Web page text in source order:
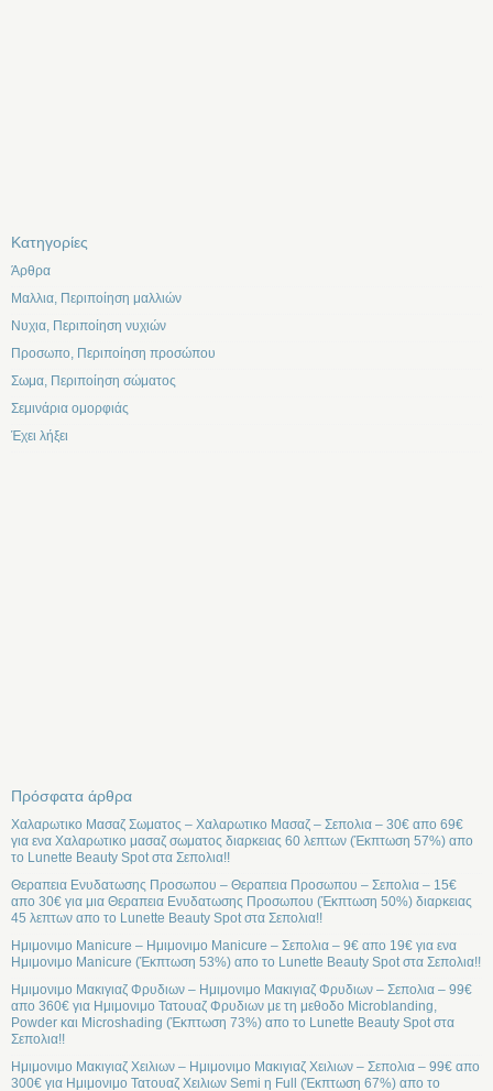
Kατηγορίες
Άρθρα
Μαλλια, Περιποίηση μαλλιών
Νυχια, Περιποίηση νυχιών
Προσωπο, Περιποίηση προσώπου
Σωμα, Περιποίηση σώματος
Σεμινάρια ομορφιάς
Έχει λήξει
Πρόσφατα άρθρα
Χαλαρωτικο Μασαζ Σωματος – Χαλαρωτικο Μασαζ – Σεπολια – 30€ απο 69€
για ενα Χαλαρωτικο μασαζ σωματος διαρκειας 60 λεπτων (Έκπτωση 57%) απο
το Lunette Beauty Spot στα Σεπολια!!
Θεραπεια Ενυδατωσης Προσωπου – Θεραπεια Προσωπου – Σεπολια – 15€
απο 30€ για μια Θεραπεια Ενυδατωσης Προσωπου (Έκπτωση 50%) διαρκειας
45 λεπτων απο το Lunette Beauty Spot στα Σεπολια!!
Ημιμονιμο Manicure – Ημιμονιμο Manicure – Σεπολια – 9€ απο 19€ για ενα
Ημιμονιμο Manicure (Έκπτωση 53%) απο το Lunette Beauty Spot στα Σεπολια!!
Ημιμονιμο Μακιγιαζ Φρυδιων – Ημιμονιμο Μακιγιαζ Φρυδιων – Σεπολια – 99€
απο 360€ για Ημιμονιμο Τατουαζ Φρυδιων με τη μεθοδο Microblanding,
Powder και Microshading (Έκπτωση 73%) απο το Lunette Beauty Spot στα
Σεπολια!!
Ημιμονιμο Μακιγιαζ Χειλιων – Ημιμονιμο Μακιγιαζ Χειλιων – Σεπολια – 99€ απο
300€ για Ημιμονιμο Τατουαζ Χειλιων Semi η Full (Έκπτωση 67%) απο το